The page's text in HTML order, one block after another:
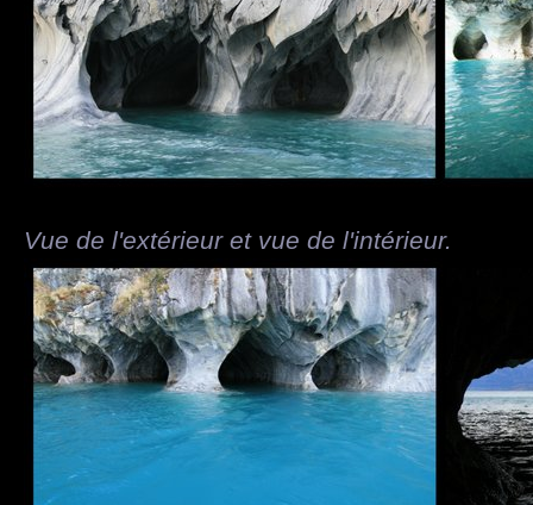
Vue de l'extérieur et vue de l'intérieur.